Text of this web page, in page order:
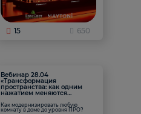
15 650
Вебинар 28.04
«Трансформация
пространства: как одним
нажатием меняются
Как модернизировать любую
комнату в доме до уровня ПРО?